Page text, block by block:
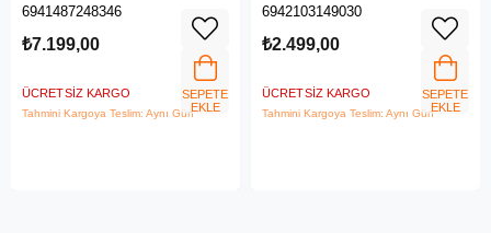
6941487248346
₺7.199,00
ÜCRETSIZ KARGO
Tahmini Kargoya Teslim: Aynı Gün
SEPETE
EKLE
6942103149030
₺2.499,00
ÜCRETSIZ KARGO
Tahmini Kargoya Teslim: Aynı Gün
SEPETE
EKLE